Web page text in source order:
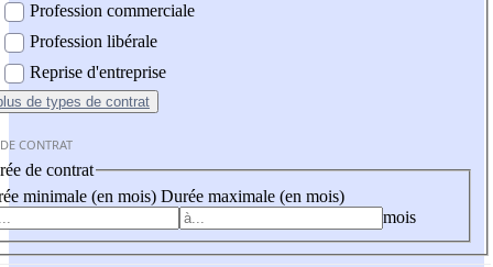
Profession commerciale
Profession libérale
Reprise d'entreprise
de types de contrat
CONTRAT
de contrat
minimale (en mois) Durée maximale (en mois)
mois